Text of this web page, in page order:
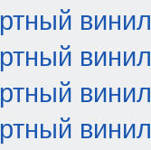
винил
винил
винил
винил